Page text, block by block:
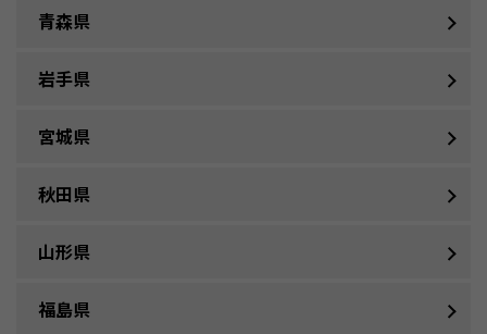
青森県
岩手県
宮城県
秋田県
山形県
福島県